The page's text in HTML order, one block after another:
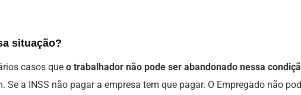
situação?
casos que o trabalhador não pode ser abandonado nessa
Se a INSS não pagar a empresa tem que pagar. O Empregado não